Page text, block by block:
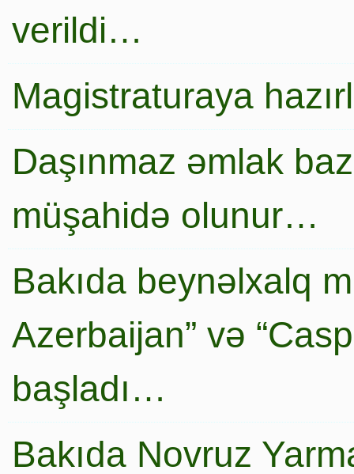
verildi…
Magistraturaya
Daşınmaz əmlak
müşahidə olunur…
Bakıda beynəlxalq
Azerbaijan” və
başladı…
Bakıda Novruz